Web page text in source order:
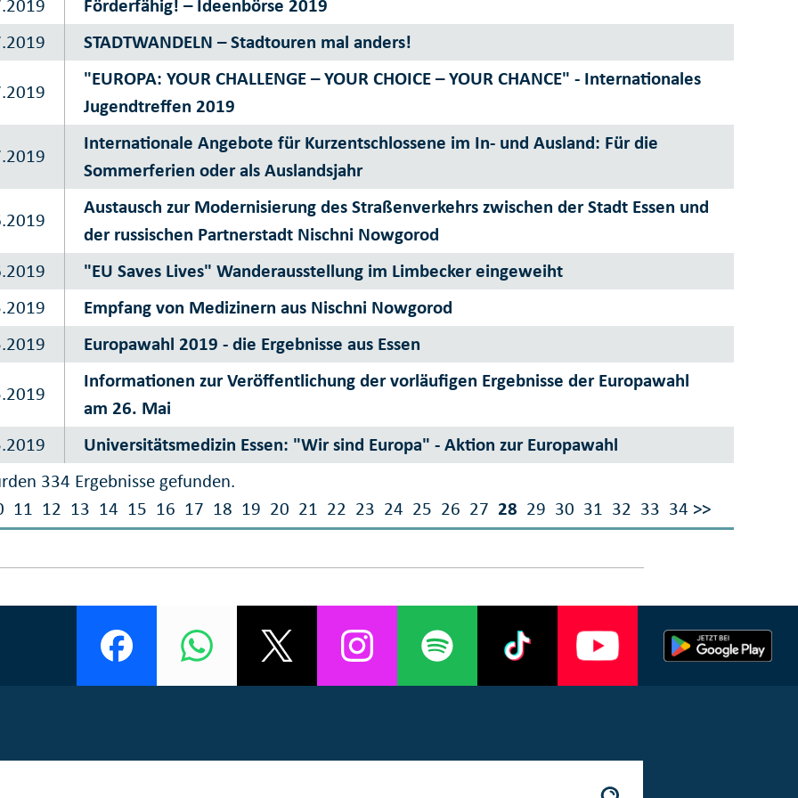
334 Ergebnisse gefunden.
11 12 13 14 15 16 17 18 19 20 21 22 23 24 25 26 27 28 29 30 31 32 33 34 >>
Förderfähig! – Ideenbörse 2019
STADTWANDELN – Stadtouren mal anders!
"EUROPA: YOUR CHALLENGE – YOUR CHOICE – YOUR CHANCE" - Internationales
Jugendtreffen 2019
Internationale Angebote für Kurzentschlossene im In- und Ausland: Für die
Sommerferien oder als Auslandsjahr
Austausch zur Modernisierung des Straßenverkehrs zwischen der Stadt Essen und
der russischen Partnerstadt Nischni Nowgorod
"EU Saves Lives" Wanderausstellung im Limbecker eingeweiht
Empfang von Medizinern aus Nischni Nowgorod
Europawahl 2019 - die Ergebnisse aus Essen
Informationen zur Veröffentlichung der vorläufigen Ergebnisse der Europawahl
am 26. Mai
Universitätsmedizin Essen: "Wir sind Europa" - Aktion zur Europawahl